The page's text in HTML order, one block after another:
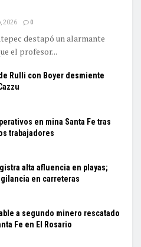
2026 0
destapó un alarmante
el profesor...
Rulli con Boyer desmiente
en mina Santa Fe tras
trabajadores
alta afluencia en playas;
en carreteras
a segundo minero rescatado
Fe en El Rosario